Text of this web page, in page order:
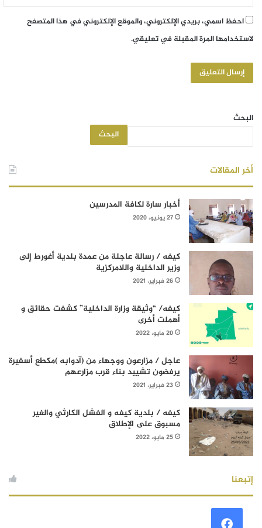
احفظ اسمي، بريدي الإلكتروني، والموقع الإلكتروني في هذا المتصفح
لاستخدامها المرة المقبلة في تعليقي.
البحث
البحث
أخر المقالات
أخبار سارة لكافة المدرسين
27 يونيو، 2020
كيفه / رسالة عاجلة من عمدة بلدية أغورط إلى
وزير الداخلية واللامركزية
26 فبراير، 2021
كيفه/ “وثيقة وزارة الداخلية” كشفت حقائق و
أهملت أخرى
20 مايو، 2022
عاجل / مزارعون ووجهاء من (آدوابه )مكطع أسفيرة
يرفضون تشييد بناء قرب مزارعهم
23 فبراير، 2021
كيفه / بلدية كيفه و الفشل الكارثي والغير
مسبوق على الإطلاق
25 مايو، 2022
إتبعنا